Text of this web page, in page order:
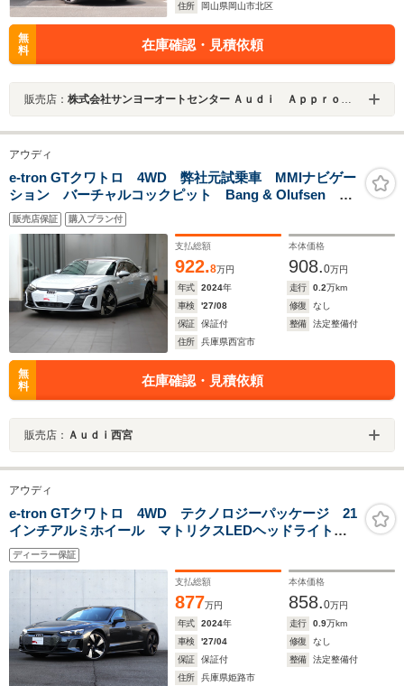
住所
岡山県岡山市北区
無
料
在庫確認・見積依頼
販売店： 株式会社サンヨーオートセンター Ａｕｄｉ Ａｐｐｒｏｖｅｄ Ａｕｔｏｍｏｂｉｌｅ岡山中央
アウディ
e-tron GTクワトロ 4WD 弊社元試乗車 MMIナビゲー
ション バーチャルコックピット Bang & Olufsen
パ ノ ラ マ サ ン ル ー フ マ ト リ ク ス LEDヘッドライ
ト サラウンドビューカメラ . ワイヤレスチャージン
グ 禁煙 ETC
販売店保証 購入プラン付
支払総額
922.8万円
本体価格
908.0万円
年式
2024年 走行 0.2万km
車検
'27/08 修復
なし
保証
保証付 整備
法定整備付
住所
兵庫県西宮市
無
料
在庫確認・見積依頼
販売店： Ａｕｄｉ西宮
アウディ
e-tron GTクワトロ 4WD テクノロジーパッケージ 21
インチアルミホイール マトリクスLEDヘッドライト
アダプティブクルーズコントロール レーンアシスト
アラウンドビューモニター 衝突軽減ブレーキ
ディーラー保証
支払総額
877万円
本体価格
858.0万円
年式
2024年 走行 0.9万km
車検
'27/04 修復
なし
保証
保証付 整備
法定整備付
住所
兵庫県姫路市